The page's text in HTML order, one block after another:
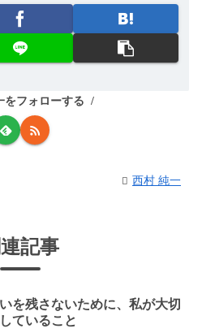
をフォローする
西村 純一
記事
を残さないために、私が大切
ていること